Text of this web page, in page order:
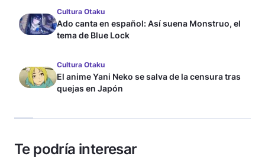
Cultura Otaku
Ado canta en español: Así suena Monstruo, el
tema de Blue Lock
Cultura Otaku
El anime Yani Neko se salva de la censura tras
quejas en Japón
Te podría interesar